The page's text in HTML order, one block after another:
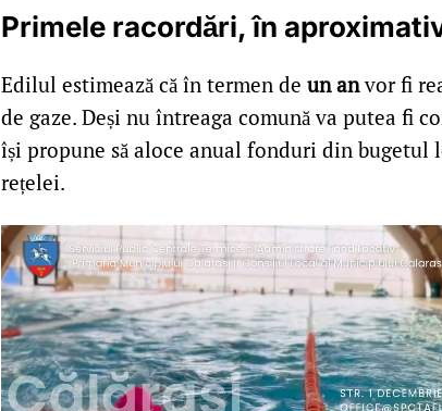
Primele racordări, în
Edilul estimează că în termen de un anvor fi
de gaze. Deși nu întreaga comună va putea fi
își propune să aloce anual fonduri din bugetul
rețelei.